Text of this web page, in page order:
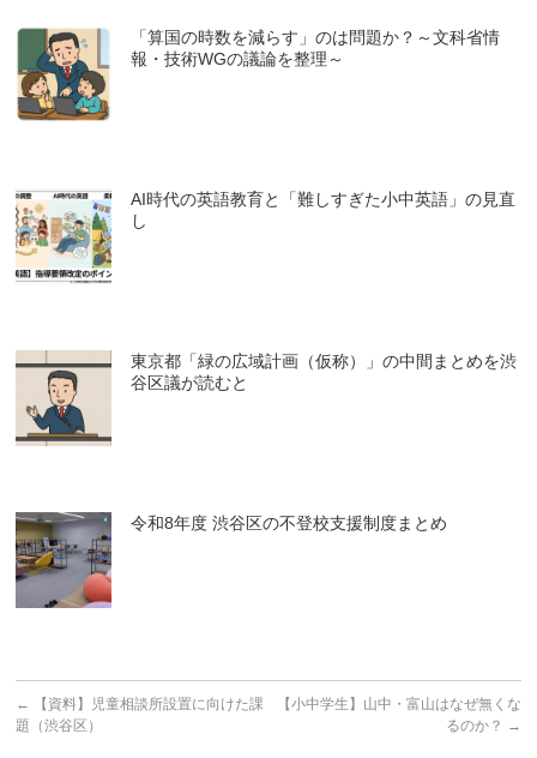
「算国の時数を減らす」のは問題か？～文科省情
報・技術WGの議論を整理～
AI時代の英語教育と「難しすぎた小中英語」の見直
し
東京都「緑の広域計画（仮称）」の中間まとめを渋
谷区議が読むと
令和8年度 渋谷区の不登校支援制度まとめ
←
【資料】児童相談所設置に向けた課
題（渋谷区）
【小中学生】山中・富山はなぜ無くな
るのか？ →